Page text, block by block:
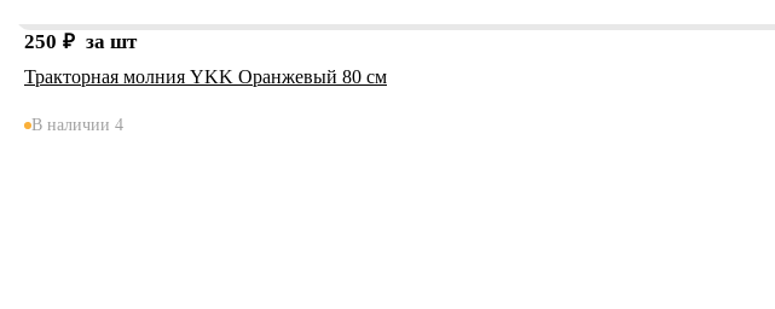
250 ₽ за шт
Тракторная молния YKK Оранжевый 80 см
В наличии 4